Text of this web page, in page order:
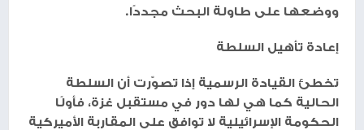
ووضعها على طاولة البحث مجددًا.
إعادة تأهيل السلطة
تخطئ القيادة الرسمية إذا تصوّرت أن السلطة
الحالية كما هي لها دور في مستقبل غزة، فأولًا
الحكومة الإسرائيلية لا توافق على المقاربة الأميركية